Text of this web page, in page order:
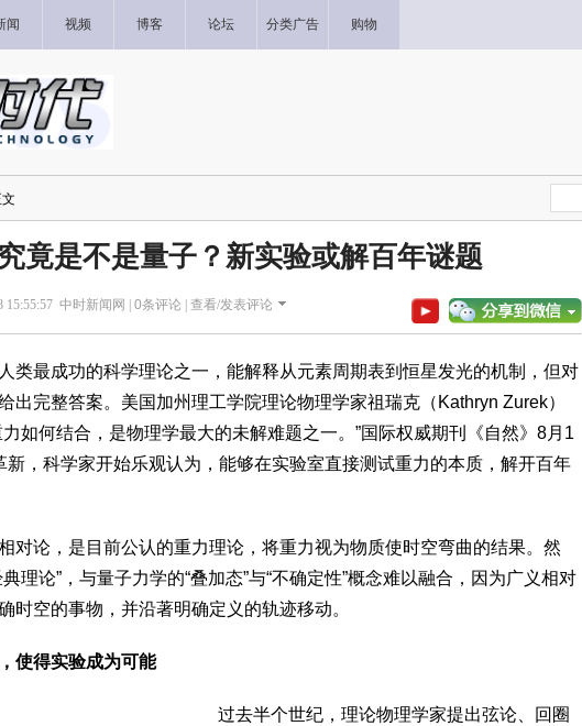
闻 视频 博客 论坛 分类广告 购物
竟是不是量子？新实验或解百年谜题
15:55:57 中时新闻网 | 0条评论 | 查看/发表评论
最成功的科学理论之一，能解释从元素周期表到恒星发光的机制，但对
出完整答案。美国加州理工学院理论物理学家祖瑞克（Kathryn Zurek）
如何结合，是物理学最大的未解难题之一。”国际权威期刊《自然》8月1
新，科学家开始乐观认为，能够在实验室直接测试重力的本质，解开百年
论，是目前公认的重力理论，将重力视为物质使时空弯曲的结果。然
理论”，与量子力学的“叠加态”与“不确定性”概念难以融合，因为广义相对
时空的事物，并沿著明确定义的轨迹移动。
使得实验成为可能
过去半个世纪，理论物理学家提出弦论、回圈